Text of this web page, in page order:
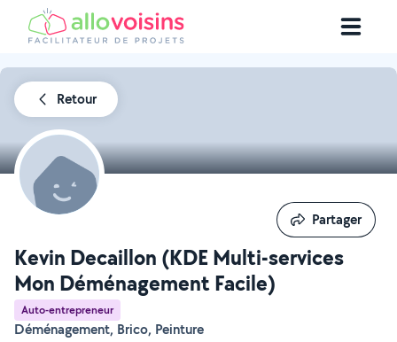
Retour
Kevin Decaillon (KDE Multi-services
Mon Déménagement Facile)
Auto-entrepreneur
Déménagement, Brico, Peinture
Partager
Partager